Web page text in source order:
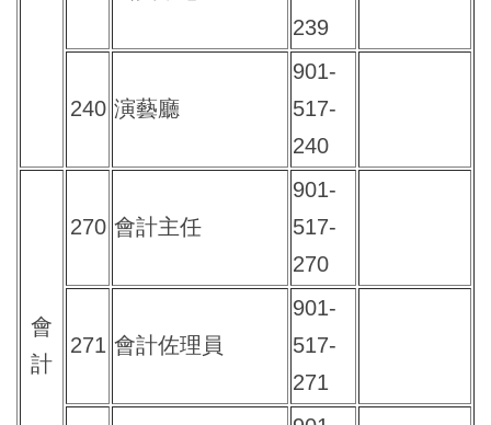
239
240 演藝廳
901-
517-
240
會
計
270 會計主任
901-
517-
270
271 會計佐理員
901-
517-
271